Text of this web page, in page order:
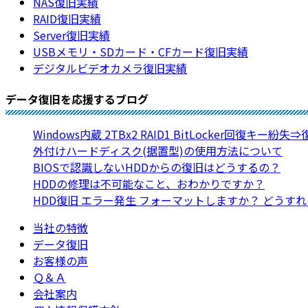
RAID復旧実績
Server復旧実績
USBメモリ・SDカード・CFカード復旧実績
デジタルビデオカメラ復旧実績
データ復旧を応援するブログ
Windows内蔵 2TBx2 RAID1 BitLocker回復キー紛失⇒
外付けハードディスク(据置型)の使用方法について
BIOSで認識しないHDDからの復旧はどうするの？
HDDの修理は不可能なこと、おわかりですか？
HDD復旧 エラー発生 フォーマットしますか？ どうす
当社の特徴
データ復旧
お客様の声
Ｑ＆Ａ
会社案内